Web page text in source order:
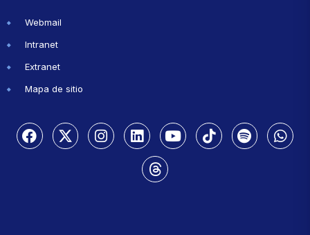
Webmail
Intranet
Extranet
Mapa de sitio